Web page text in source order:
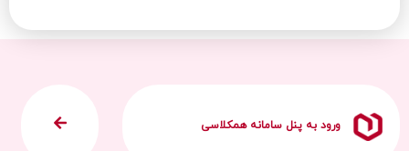
ورود به پنل سامانه همکلاسی